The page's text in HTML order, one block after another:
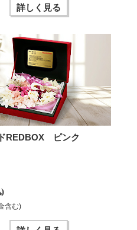
詳しく見る
REDBOX ピンク
含む)